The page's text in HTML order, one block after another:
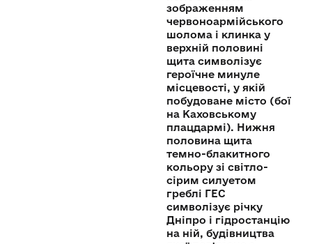
зображенням
червоноармійського
шолома і клинка у
верхній половині
щита символізує
героїчне минуле
місцевості, у якій
побудоване місто (бої
на Каховському
плацдармі). Нижня
половина щита
темно-блакитного
кольору зі світло-
сірим силуетом
греблі ГЕС
символізує річку
Дніпро і гідростанцію
на ній, будівництва